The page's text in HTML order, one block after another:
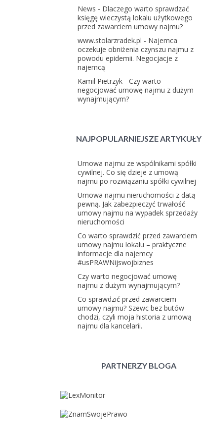
News - Dlaczego warto sprawdzać
księgę wieczystą lokalu użytkowego
przed zawarciem umowy najmu?
www.stolarzradek.pl - Najemca
oczekuje obniżenia czynszu najmu z
powodu epidemii. Negocjacje z
najemcą
Kamil Pietrzyk - Czy warto
negocjować umowę najmu z dużym
wynajmującym?
NAJPOPULARNIEJSZE ARTYKUŁY
Umowa najmu ze wspólnikami spółki
cywilnej. Co się dzieje z umową
najmu po rozwiązaniu spółki cywilnej
Umowa najmu nieruchomości z datą
pewną. Jak zabezpieczyć trwałość
umowy najmu na wypadek sprzedaży
nieruchomości
Co warto sprawdzić przed zawarciem
umowy najmu lokalu – praktyczne
informacje dla najemcy
#usPRAWNijswojbiznes
Czy warto negocjować umowę
najmu z dużym wynajmującym?
Co sprawdzić przed zawarciem
umowy najmu? Szewc bez butów
chodzi, czyli moja historia z umową
najmu dla kancelarii.
PARTNERZY BLOGA